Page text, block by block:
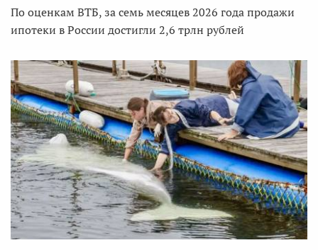
По оценкам ВТБ, за семь месяцев 2026 года продажи
ипотеки в России достигли 2,6 трлн рублей